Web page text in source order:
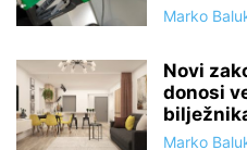
Marko
Novi
donosi
Marko